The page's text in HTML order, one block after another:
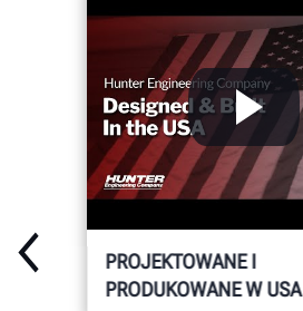
PROJEKTOWANE I
PRODUKOWANE W USA